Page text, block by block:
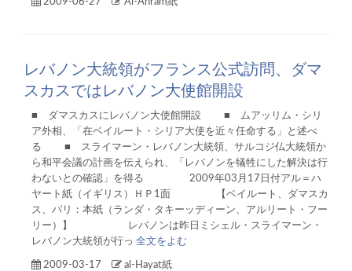
レバノン大統領がフランス公式訪問、ダマ
スカスではレバノン大使館開設
■ ダマスカスにレバノン大使館開設 ■ ムアッリム・シリ
ア外相、「在ベイルート・シリア大使を近々任命する」と述べ
る ■ スライマーン・レバノン大統領、サルコジ仏大統領か
ら和平会議の計画を伝えられ、「レバノンを犠牲にした解決は行
わないとの確認」を得る 2009年03月17日付アル＝ハ
ヤート紙（イギリス）ＨＰ1面 【ベイルート、ダマスカ
ス、パリ：本紙（ランダ・タキーッディーン、アルリート・フー
リー）】 レバノンは昨日ミシェル・スライマーン・
レバノン大統領が行っ 全文をよむ
2009-03-17 al-Hayat紙